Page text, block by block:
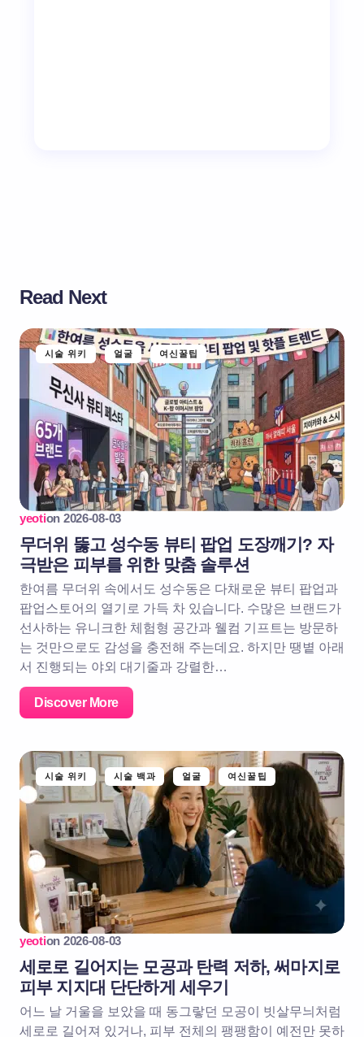
Read Next
시술 위키 얼굴 여신꿀팁
yeotion 2026-08-03
무더위 뚫고 성수동 뷰티 팝업 도장깨기? 자
극받은 피부를 위한 맞춤 솔루션
한여름 무더위 속에서도 성수동은 다채로운 뷰티 팝업과
팝업스토어의 열기로 가득 차 있습니다. 수많은 브랜드가
선사하는 유니크한 체험형 공간과 웰컴 기프트는 방문하
는 것만으로도 감성을 충전해 주는데요. 하지만 땡볕 아래
서 진행되는 야외 대기줄과 강렬한…
Discover More
시술 위키 시술 백과 얼굴 여신꿀팁
yeotion 2026-08-03
세로로 길어지는 모공과 탄력 저하, 써마지로
피부 지지대 단단하게 세우기
어느 날 거울을 보았을 때 동그랗던 모공이 빗살무늬처럼
세로로 길어져 있거나, 피부 전체의 팽팽함이 예전만 못하